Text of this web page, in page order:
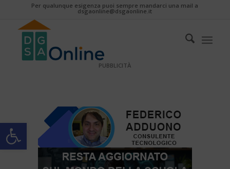
Apri la barra degli strumenti
Per qualunque esigenza puoi sempre mandarci una mail a
dsgaonline@dsgaonline.it
PUBBLICITÀ